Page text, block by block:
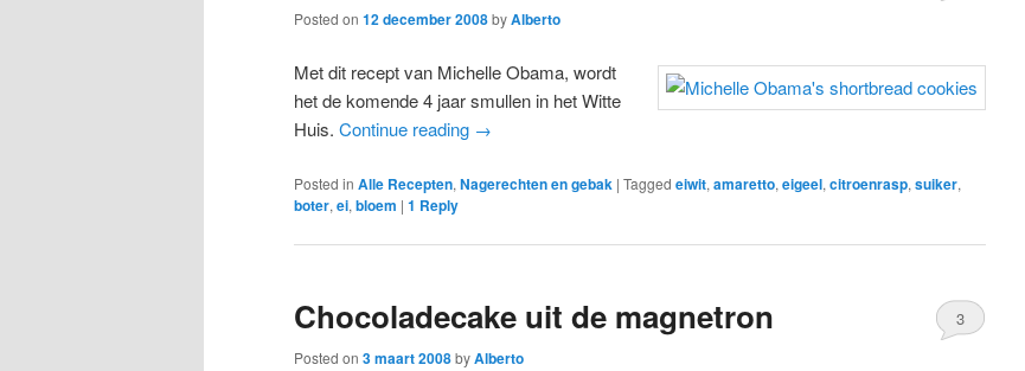
Posted on 12 december 2008byAlberto
Met dit recept van Michelle Obama, wordt
het de komende 4 jaar smullen in het Witte
Huis. Continue reading →
Posted in Alle Recepten, Nagerechten en gebak | Tagged eiwit, amaretto, eigeel, citroenrasp, suiker,
boter, ei, bloem | 1 Reply
Chocoladecake uit de magnetron
Posted on 3 maart 2008byAlberto
3